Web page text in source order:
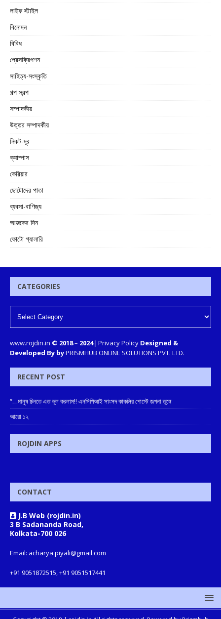
লাইফ স্টাইল
বিনোদন
বিবিধ
প্রেসক্রিপশন
সাহিত্য-সংস্কৃতি
গল্প স্বল্প
সম্পাদকীয়
উত্তর সম্পাদকীয়
নিকট-দূর
ক্যাম্পাস
কেরিয়ার
ছোটোদের পাতা
ব্যবসা-বাণিজ্য
আজকের দিন
ফোটো গ্যালারি
CATEGORIES
www.rojdin.in © 2018– 2024| Privacy Policy Designed &
Developed By byPRISMHUB ONLINE SOLUTIONS PVT. LTD.
RECENT POST
“…মানুষ চিনতে এত ভুল করলাম!! এনসিপিআই সাংসদ কাকলির পোস্টে জল্পনা তুঙ্গে
আরো ১২
ROJDIN APPS
CONTACT
J.B Web (rojdin.in)
3 B Sadananda Road,
Kolkata-700 026
Email: acharya.piyali@gmail.com
+91 9051872515, +91 9051517441